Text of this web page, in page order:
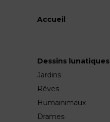
Accueil
Dessins lunatiques
Jardins
Rêves
Humainimaux
Drames